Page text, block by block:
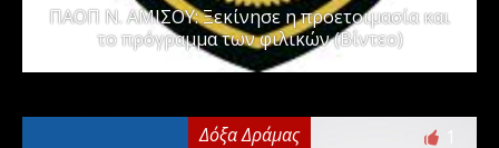
ΠΑΟΠ Ν. ΑΜΙΣΟΥ: Ξεκίνησε η προετοιμασία και
το πρόγραμμα των φιλικών (Βίντεο)
Δόξα Δράμας